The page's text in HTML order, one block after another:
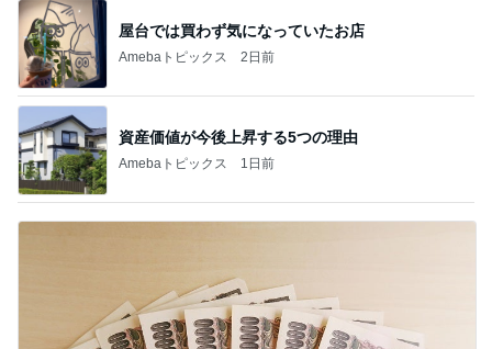
屋台では買わず気になっていたお店
Amebaトピックス 2日前
資産価値が今後上昇する5つの理由
Amebaトピックス 1日前